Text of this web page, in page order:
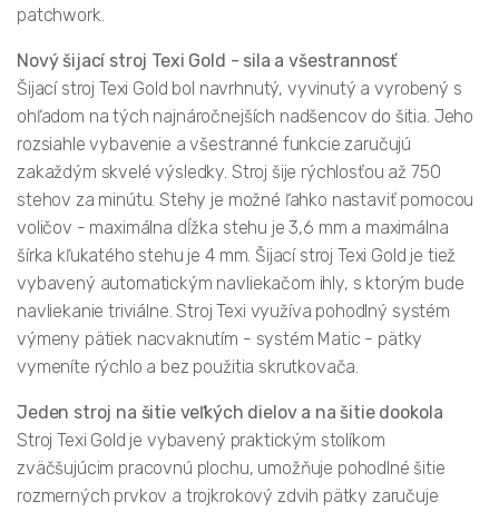
patchwork.
Nový šijací stroj Texi Gold - sila a všestrannosť
Šijací stroj Texi Gold bol navrhnutý, vyvinutý a vyrobený s
ohľadom na tých najnáročnejších nadšencov do šitia. Jeho
rozsiahle vybavenie a všestranné funkcie zaručujú
zakaždým skvelé výsledky. Stroj šije rýchlosťou až 750
stehov za minútu. Stehy je možné ľahko nastaviť pomocou
voličov - maximálna dĺžka stehu je 3,6 mm a maximálna
šírka kľukatého stehu je 4 mm. Šijací stroj Texi Gold je tiež
vybavený automatickým navliekačom ihly, s ktorým bude
navliekanie triviálne. Stroj Texi využíva pohodlný systém
výmeny pätiek nacvaknutím - systém Matic - pätky
vymeníte rýchlo a bez použitia skrutkovača.
Jeden stroj na šitie veľkých dielov a na šitie dookola
Stroj Texi Gold je vybavený praktickým stolíkom
zväčšujúcim pracovnú plochu, umožňuje pohodlné šitie
rozmerných prvkov a trojkrokový zdvih pätky zaručuje